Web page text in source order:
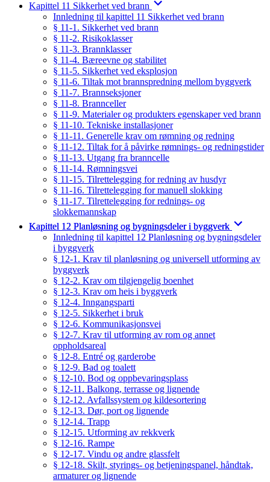
Kapittel 11 Sikkerhet ved brann
Innledning til kapittel 11 Sikkerhet ved brann
§ 11-1. Sikkerhet ved brann
§ 11-2. Risikoklasser
§ 11-3. Brannklasser
§ 11-4. Bæreevne og stabilitet
§ 11-5. Sikkerhet ved eksplosjon
§ 11-6. Tiltak mot brannspredning mellom byggverk
§ 11-7. Brannseksjoner
§ 11-8. Brannceller
§ 11-9. Materialer og produkters egenskaper ved brann
§ 11-10. Tekniske installasjoner
§ 11-11. Generelle krav om rømning og redning
§ 11-12. Tiltak for å påvirke rømnings- og redningstider
§ 11-13. Utgang fra branncelle
§ 11-14. Rømningsvei
§ 11-15. Tilrettelegging for redning av husdyr
§ 11-16. Tilrettelegging for manuell slokking
§ 11-17. Tilrettelegging for rednings- og
slokkemannskap
Kapittel 12 Planløsning og bygningsdeler i byggverk
Innledning til kapittel 12 Planløsning og bygningsdeler
i byggverk
§ 12-1. Krav til planløsning og universell utforming av
byggverk
§ 12-2. Krav om tilgjengelig boenhet
§ 12-3. Krav om heis i byggverk
§ 12-4. Inngangsparti
§ 12-5. Sikkerhet i bruk
§ 12-6. Kommunikasjonsvei
§ 12-7. Krav til utforming av rom og annet
oppholdsareal
§ 12-8. Entré og garderobe
§ 12-9. Bad og toalett
§ 12-10. Bod og oppbevaringsplass
§ 12-11. Balkong, terrasse og lignende
§ 12-12. Avfallssystem og kildesortering
§ 12-13. Dør, port og lignende
§ 12-14. Trapp
§ 12-15. Utforming av rekkverk
§ 12-16. Rampe
§ 12-17. Vindu og andre glassfelt
§ 12-18. Skilt, styrings- og betjeningspanel, håndtak,
armaturer og lignende